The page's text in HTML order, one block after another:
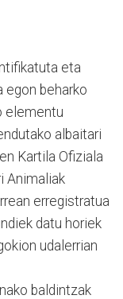
eta
egon beharko
elementu
albaitari
Kartila Ofiziala
Animaliak
erregistratua
datu horiek
udalerrian
baldintzak